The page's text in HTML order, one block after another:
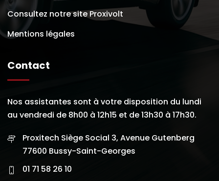
Consultez notre site Proxivolt
Mentions légales
Contact
Nos assistantes sont à votre disposition du lundi
au vendredi de 8h00 à 12h15 et de 13h30 à 17h30.
Proxitech Siège Social 3, Avenue Gutenberg
77600 Bussy-Saint-Georges
01 71 58 26 10